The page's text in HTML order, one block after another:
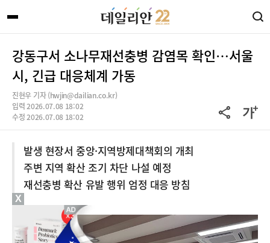
강동구서 소나무재선충병 감염목 확인…서울
시, 긴급 대응체계 가동
진현우 기자 (hwjin@dailian.co.kr)
입력 2026.07.08 18:02
수정 2026.07.08 18:02
발생 현장서 중앙·지역방제대책회의 개최
주변 지역 확산 조기 차단 나설 예정
재선충병 확산 유발 행위 엄정 대응 방침
X